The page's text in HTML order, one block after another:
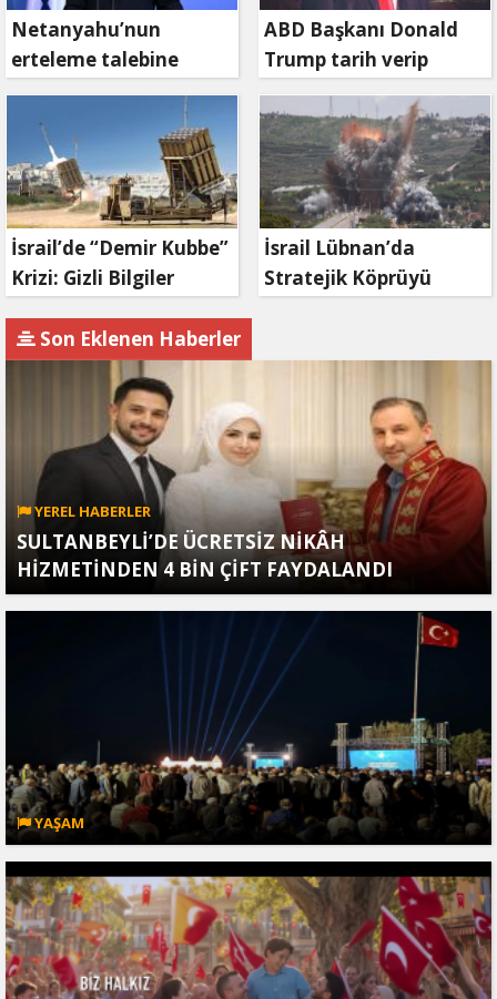
Netanyahu’nun
erteleme talebine
mahkemeden ret
ABD Başkanı Donald
Trump tarih verip
duyurdu: Savaş ne
zaman bitecek?
İsrail’de “Demir Kubbe”
Krizi: Gizli Bilgiler
Gözaltında
İsrail Lübnan’da
Stratejik Köprüyü
Son Eklenen Haberler
YEREL HABERLER
SULTANBEYLİ’DE ÜCRETSİZ NİKÂH
HİZMETİNDEN 4 BİN ÇİFT FAYDALANDI
YAŞAM